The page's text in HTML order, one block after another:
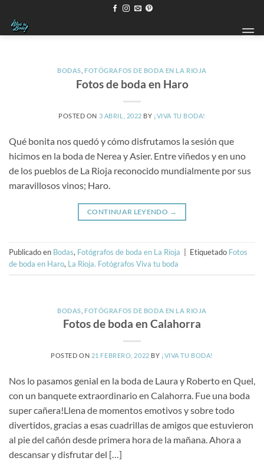
contenido
BODAS ,FOTÓGRAFOS DE BODA EN LA RIOJA
Fotos de boda en Haro
POSTED ON 3 ABRIL, 2022 BY ¡VIVA TU BODA!
Qué bonita nos quedó y cómo disfrutamos la sesión que
hicimos en la boda de Nerea y Asier. Entre viñedos y en uno
de los pueblos de La Rioja reconocido mundialmente por sus
maravillosos vinos; Haro.
CONTINUAR LEYENDO →
Publicado en Bodas, Fotógrafos de boda en La Rioja Etiquetado Fotos
de boda en Haro, La Rioja. Fotógrafos Viva tu boda
BODAS ,FOTÓGRAFOS DE BODA EN LA RIOJA
Fotos de boda en Calahorra
POSTED ON 21 FEBRERO, 2022 BY ¡VIVA TU BODA!
Nos lo pasamos genial en la boda de Laura y Roberto en Quel,
con un banquete extraordinario en Calahorra. Fue una boda
super cañera!Llena de momentos emotivos y sobre todo
divertidos, gracias a esas cuadrillas de amigos que estuvieron
al pie del cañón desde primera hora de la mañana. Ahora a
descansar y disfrutar del […]